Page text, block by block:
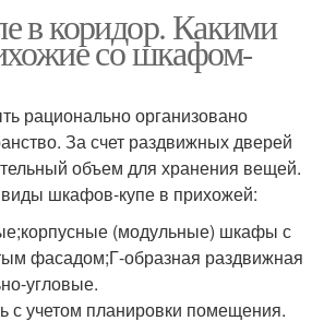
в коридор. Какими
со шкафом-
рационально организовано
За счет раздвижных дверей
объем для хранения вещей.
шкафов-купе в прихожей:
(модульные) шкафы с
фасадом;Г-образная раздвижная
угловые.
с учетом планировки помещения.